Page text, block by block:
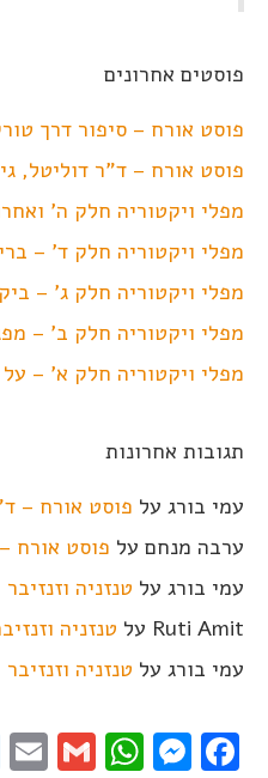
פוסטים אחרונים
פוסט אורח – סיפור דרך
פוסט אורח – ד"ר דוליטל, גירסת
מפלי ויקטוריה חלק ה'
מפלי ויקטוריה חלק ד' –
מפלי ויקטוריה חלק ג' –
מפלי ויקטוריה חלק ב' –
מפלי ויקטוריה חלק א' – על
תגובות אחרונות
עמי בורג על פוסט אורח – ד"ר
ערבה מנחם על פוסט אורח –
עמי בורג על טנזניה וזנזיבר
Ruti Amit על טנזניה
עמי בורג על טנזניה וזנזיבר
Facebook